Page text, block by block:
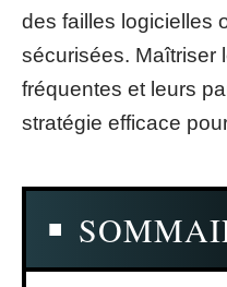
des failles logicielles
sécurisées. Maîtriser
fréquentes et leurs
stratégie efficace